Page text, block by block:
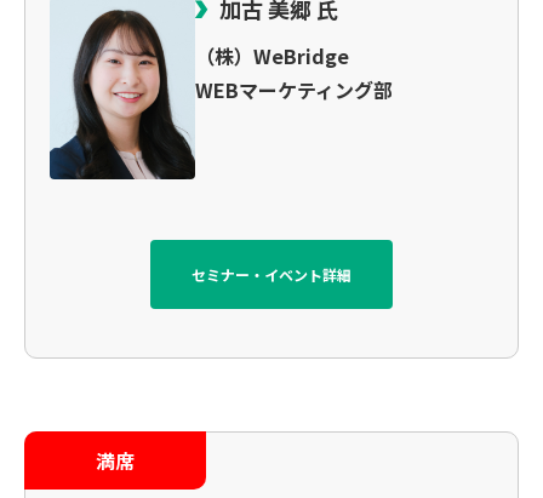
加古 美郷 氏
（株）WeBridge
WEBマーケティング部
セミナー・イベント詳細
満席